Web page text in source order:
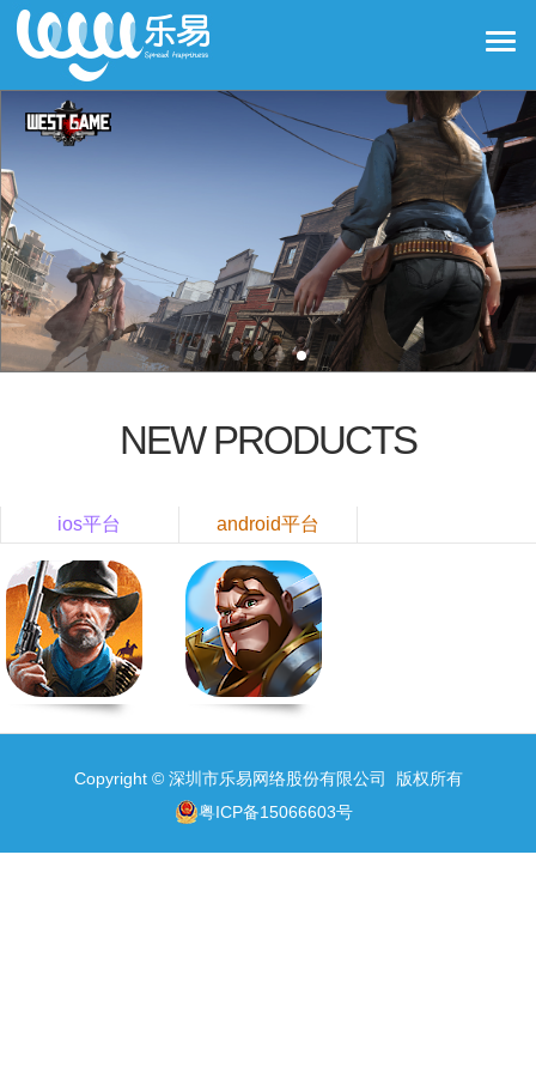
NEW PRODUCTS
ios平台 android平台
Copyright © 深圳市乐易网络股份有限公司 版权所有
粤ICP备15066603号